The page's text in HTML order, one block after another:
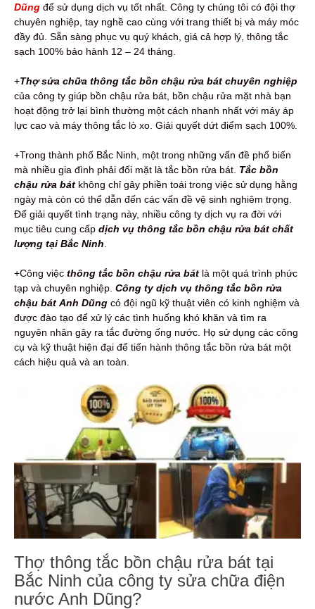
Dũng để sử dụng dịch vụ tốt nhất. Công ty chúng tôi có đội thợ
chuyên nghiệp, tay nghề cao cùng với trang thiết bị và máy móc
đầy đủ. Sẵn sàng phục vụ quý khách, giá cả hợp lý, thông tắc
sạch 100% bảo hành 12 – 24 tháng.
+Thợ sửa chữa thông tắc bồn chậu rửa bát chuyên nghiệp
của công ty giúp bồn chậu rửa bát, bồn chậu rửa mặt nhà bạn
hoạt động trở lại bình thường một cách nhanh nhất với máy áp
lực cao và máy thông tắc lò xo. Giải quyết dứt điểm sạch 100%.
+Trong thành phố Bắc Ninh, một trong những vấn đề phổ biến
mà nhiều gia đình phải đối mặt là tắc bồn rửa bát. Tắc bồn
chậu rửa bát không chỉ gây phiền toái trong việc sử dụng hằng
ngày mà còn có thể dẫn đến các vấn đề vệ sinh nghiêm trọng.
Để giải quyết tình trạng này, nhiều công ty dịch vụ ra đời với
mục tiêu cung cấp dịch vụ thông tắc bồn chậu rửa bát chất
lượng tại Bắc Ninh
+Công việc thông tắc bồn chậu rửa bát là một quá trình phức
tạp và chuyên nghiệp. Công ty dịch vụ thông tắc bồn rửa
chậu bát Anh Dũng có đội ngũ kỹ thuật viên có kinh nghiệm và
được đào tạo để xử lý các tình huống khó khăn và tìm ra
nguyên nhân gây ra tắc đường ống nước. Họ sử dụng các công
cụ và kỹ thuật hiện đại để tiến hành thông tắc bồn rửa bát một
cách hiệu quả và an toàn.
Thợ thông tắc bồn chậu rửa bát tại
Bắc Ninh của công ty sửa chữa điện
nước Anh Dũng?